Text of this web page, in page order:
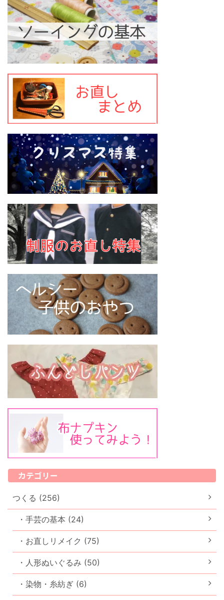
カテゴリー
つくる (256)
・手芸の基本 (24)
・お直しリメイク (75)
・人形ぬいぐるみ (50)
・染物・糸紡ぎ (6)